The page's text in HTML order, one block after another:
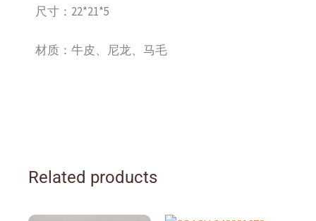
尺寸：22*21*5
材质：牛皮、尼龙、马毛
Related products